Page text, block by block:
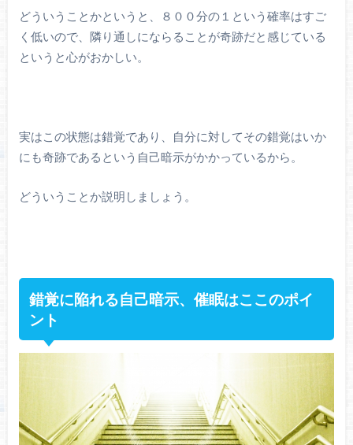
どういうことかというと、８００分の１という確率はすご
く低いので、隣り通しにならることが奇跡だと感じている
というと心がおかしい。
実はこの状態は錯覚であり、自分に対してその錯覚はいか
にも奇跡であるという自己暗示がかかっているから。
どういうことか説明しましょう。
錯覚に陥れる自己暗示、催眠はここのポイ
ント